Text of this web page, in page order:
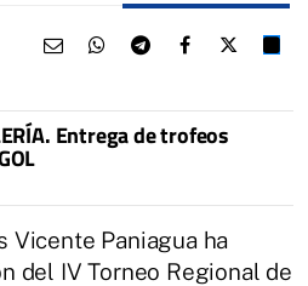
Entrega de trofeos
Vicente Paniagua ha
del IV Torneo Regional de